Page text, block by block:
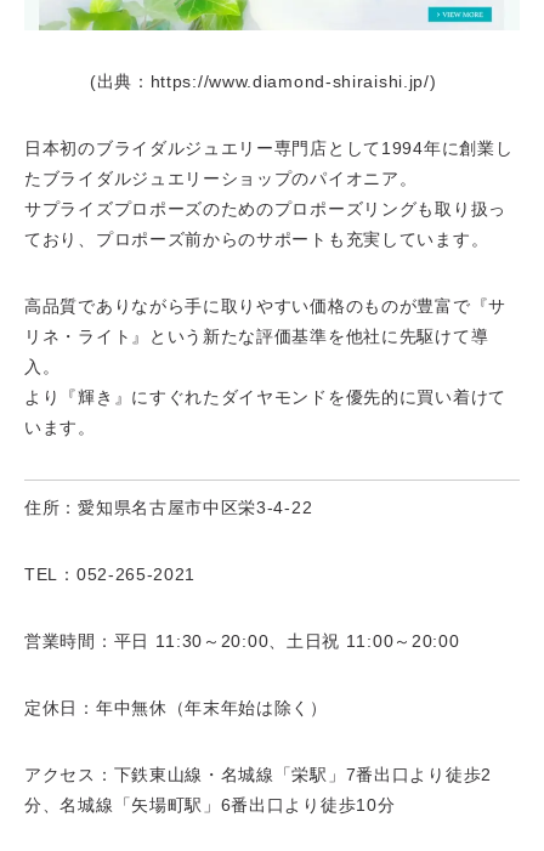
(出典：https://www.diamond-shiraishi.jp/)
日本初のブライダルジュエリー専門店として1994年に創業し
たブライダルジュエリーショップのパイオニア。
サプライズプロポーズのためのプロポーズリングも取り扱っ
ており、プロポーズ前からのサポートも充実しています。
高品質でありながら手に取りやすい価格のものが豊富で『サ
リネ・ライト』という新たな評価基準を他社に先駆けて導
入。
より『輝き』にすぐれたダイヤモンドを優先的に買い着けて
います。
住所：愛知県名古屋市中区栄3-4-22
TEL：052-265-2021
営業時間：平日 11:30～20:00、土日祝 11:00～20:00
定休日：年中無休（年末年始は除く）
アクセス：下鉄東山線・名城線「栄駅」7番出口より徒歩2
分、名城線「矢場町駅」6番出口より徒歩10分